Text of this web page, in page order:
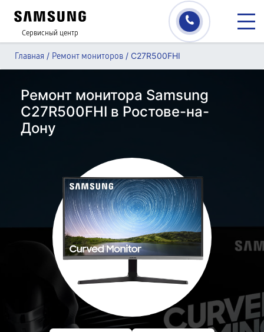
Сервисный центр
Главная / Ремонт мониторов / C27R500FHI
Ремонт монитора Samsung
C27R500FHI в Ростове-на-
Дону